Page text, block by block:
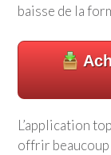
baisse de la
L’application
offrir beaucoup